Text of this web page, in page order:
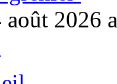
2026